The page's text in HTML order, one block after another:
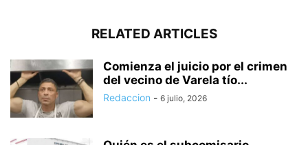
RELATED ARTICLES
Comienza el juicio por el crimen
del vecino de Varela tío...
Redaccion - 6 julio, 2026